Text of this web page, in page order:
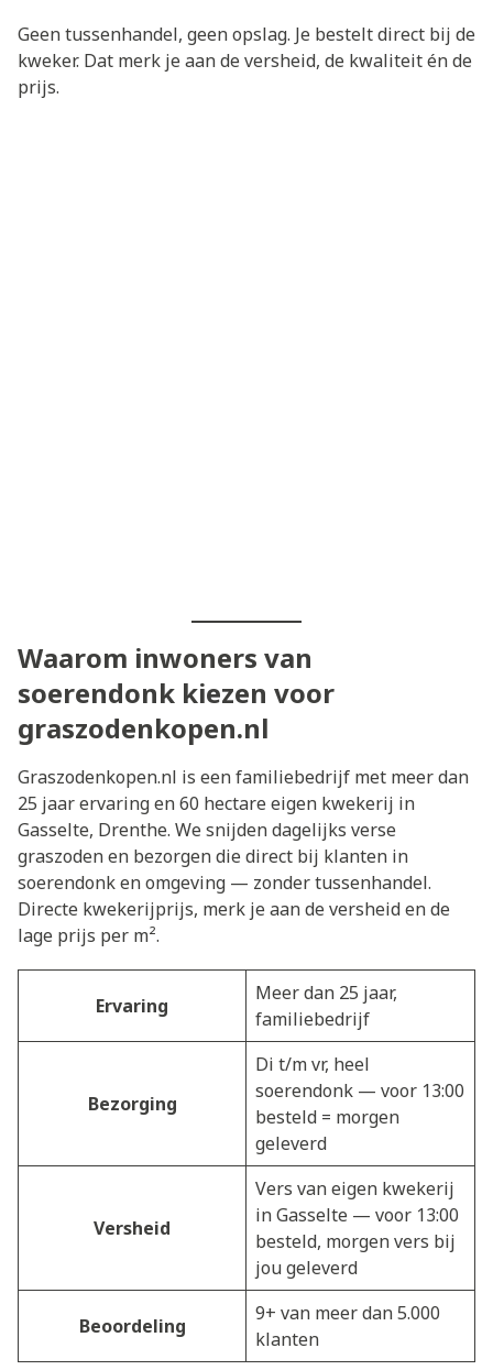
Geen tussenhandel, geen opslag. Je bestelt direct bij de
kweker. Dat merk je aan de versheid, de kwaliteit én de
prijs.
Waarom inwoners van
soerendonk kiezen voor
graszodenkopen.nl
Graszodenkopen.nl is een familiebedrijf met meer dan
25 jaar ervaring en 60 hectare eigen kwekerij in
Gasselte, Drenthe. We snijden dagelijks verse
graszoden en bezorgen die direct bij klanten in
soerendonk en omgeving — zonder tussenhandel.
Directe kwekerijprijs, merk je aan de versheid en de
lage prijs per m².
Ervaring
Meer dan 25 jaar,
familiebedrijf
Bezorging
Di t/m vr, heel
soerendonk — voor 13:00
besteld = morgen
geleverd
Versheid
Vers van eigen kwekerij
in Gasselte — voor 13:00
besteld, morgen vers bij
jou geleverd
Beoordeling
9+ van meer dan 5.000
klanten